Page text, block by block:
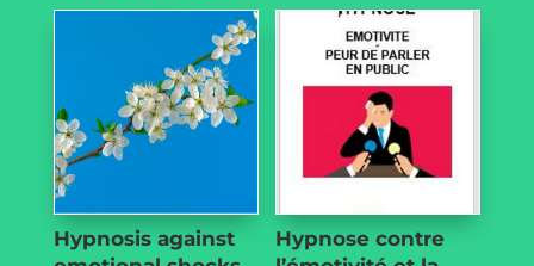
Hypnosis against
Hypnose contre